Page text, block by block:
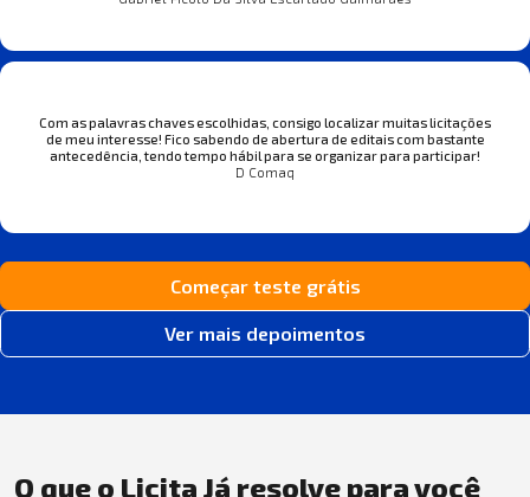
Com as palavras chaves escolhidas, consigo localizar muitas licitações
de meu interesse! Fico sabendo de abertura de editais com bastante
antecedência, tendo tempo hábil para se organizar para participar!
D Comaq
Começar teste grátis
Ver mais depoimentos
O que o Licita Já resolve para você